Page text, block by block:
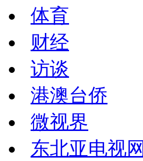
体育
财经
访谈
港澳台侨
微视界
东北亚电视网